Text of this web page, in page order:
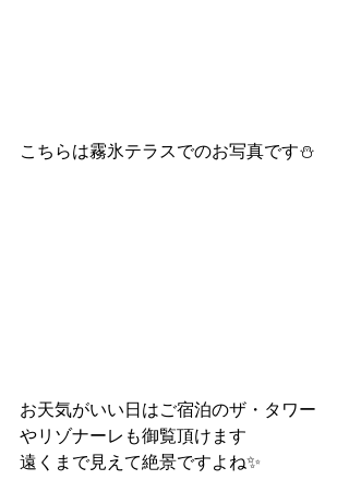
こちらは霧氷テラスでのお写真です⛄
お天気がいい日はご宿泊のザ・タワー
やリゾナーレも御覧頂けます
遠くまで見えて絶景ですよね✨